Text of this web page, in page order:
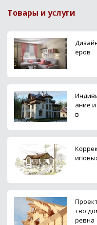
Товары и услуги
еров
ание
в
тво
ревна